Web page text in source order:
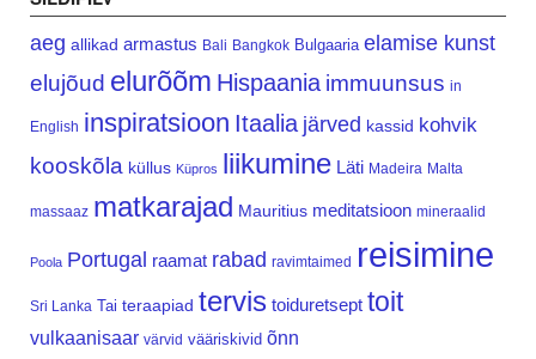
aeg allikad armastus Bali Bangkok Bulgaaria elamise kunst
elujõud elurõõm Hispaania immuunsus in
English inspiratsioon Itaalia järved kassid kohvik
kooskõla küllus Küpros liikumine Läti Madeira Malta
massaaz matkarajad Mauritius meditatsioon mineraalid
Poola Portugal raamat rabad ravimtaimed reisimine
Sri Lanka Tai teraapiad tervis toiduretsept toit
vulkaanisaar värvid vääriskivid õnn